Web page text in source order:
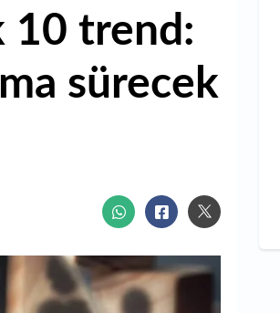
10 trend:
sürecek